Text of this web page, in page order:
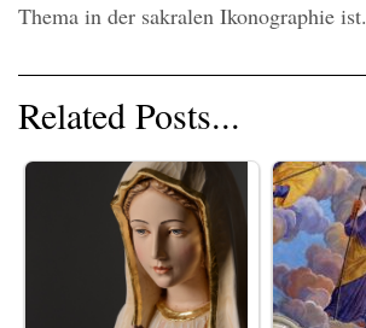
Thema in der sakralen Ikonographie ist.
Related Posts...